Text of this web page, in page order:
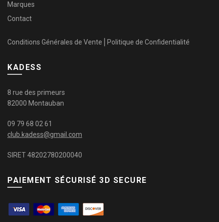
Marques
Contact
Conditions Générales de Vente Politique de Confidentialité
KADESS
8 rue des primeurs
82000 Montauban
09 79 68 02 61
club.kadess@gmail.com
SIRET 48202780200040
PAIEMENT SÉCURISÉ 3D SECURE